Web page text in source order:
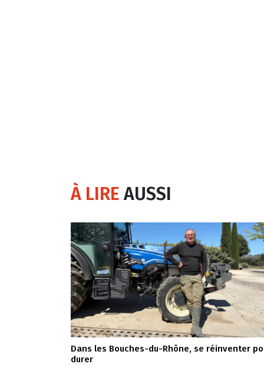
À LIREAUSSI
Dans les Bouches-du-Rhône, se réinventer
durer